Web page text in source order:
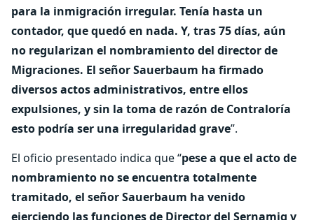
para la inmigración irregular. Tenía hasta un
contador, que quedó en nada. Y, tras 75 días, aún
no regularizan el nombramiento del director de
Migraciones. El señor Sauerbaum ha firmado
diversos actos administrativos, entre ellos
expulsiones, y sin la toma de razón de Contraloría
esto podría ser una irregularidad grave”.
El oficio presentado indica que “pese a que el acto de
nombramiento no se encuentra totalmente
tramitado, el señor Sauerbaum ha venido
ejerciendo las funciones de Director del Sernamig y